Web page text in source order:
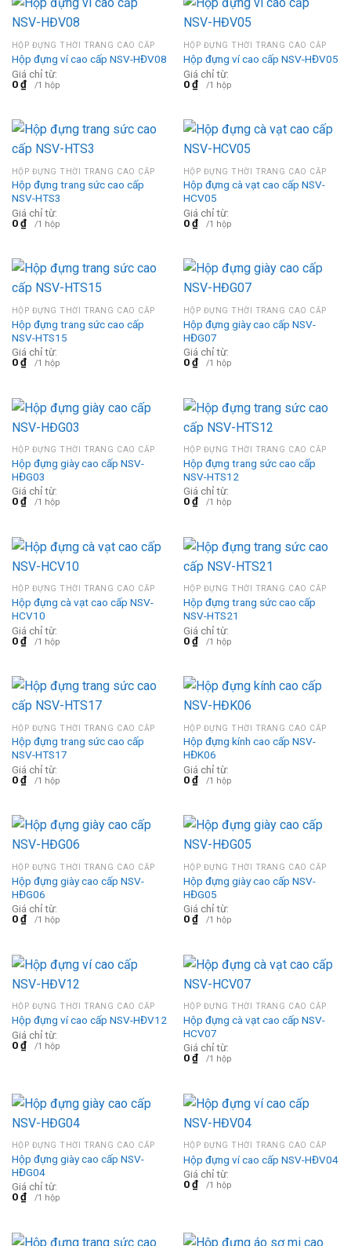
HỘP ĐỰNG THỜI TRANG CAO CẤP
Hộp đựng ví cao cấp NSV-HĐV08
Giá chỉ từ:
0₫ /1 hộp
HỘP ĐỰNG THỜI TRANG CAO CẤP
Hộp đựng ví cao cấp NSV-HĐV05
Giá chỉ từ:
0₫ /1 hộp
HỘP ĐỰNG THỜI TRANG CAO CẤP
Hộp đựng trang sức cao cấp
NSV-HTS3
Giá chỉ từ:
0₫ /1 hộp
HỘP ĐỰNG THỜI TRANG CAO CẤP
Hộp đựng cà vạt cao cấp NSV-
HCV05
Giá chỉ từ:
0₫ /1 hộp
HỘP ĐỰNG THỜI TRANG CAO CẤP
Hộp đựng trang sức cao cấp
NSV-HTS15
Giá chỉ từ:
0₫ /1 hộp
HỘP ĐỰNG THỜI TRANG CAO CẤP
Hộp đựng giày cao cấp NSV-
HĐG07
Giá chỉ từ:
0₫ /1 hộp
HỘP ĐỰNG THỜI TRANG CAO CẤP
Hộp đựng giày cao cấp NSV-
HĐG03
Giá chỉ từ:
0₫ /1 hộp
HỘP ĐỰNG THỜI TRANG CAO CẤP
Hộp đựng trang sức cao cấp
NSV-HTS12
Giá chỉ từ:
0₫ /1 hộp
HỘP ĐỰNG THỜI TRANG CAO CẤP
Hộp đựng cà vạt cao cấp NSV-
HCV10
Giá chỉ từ:
0₫ /1 hộp
HỘP ĐỰNG THỜI TRANG CAO CẤP
Hộp đựng trang sức cao cấp
NSV-HTS21
Giá chỉ từ:
0₫ /1 hộp
HỘP ĐỰNG THỜI TRANG CAO CẤP
Hộp đựng trang sức cao cấp
NSV-HTS17
Giá chỉ từ:
0₫ /1 hộp
HỘP ĐỰNG THỜI TRANG CAO CẤP
Hộp đựng kính cao cấp NSV-
HĐK06
Giá chỉ từ:
0₫ /1 hộp
HỘP ĐỰNG THỜI TRANG CAO CẤP
Hộp đựng giày cao cấp NSV-
HĐG06
Giá chỉ từ:
0₫ /1 hộp
HỘP ĐỰNG THỜI TRANG CAO CẤP
Hộp đựng giày cao cấp NSV-
HĐG05
Giá chỉ từ:
0₫ /1 hộp
HỘP ĐỰNG THỜI TRANG CAO CẤP
Hộp đựng ví cao cấp NSV-HĐV12
Giá chỉ từ:
0₫ /1 hộp
HỘP ĐỰNG THỜI TRANG CAO CẤP
Hộp đựng cà vạt cao cấp NSV-
HCV07
Giá chỉ từ:
0₫ /1 hộp
HỘP ĐỰNG THỜI TRANG CAO CẤP
Hộp đựng giày cao cấp NSV-
HĐG04
Giá chỉ từ:
0₫ /1 hộp
HỘP ĐỰNG THỜI TRANG CAO CẤP
Hộp đựng ví cao cấp NSV-HĐV04
Giá chỉ từ:
0₫ /1 hộp